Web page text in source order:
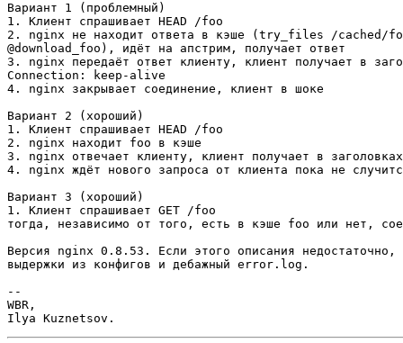
Вариант 1 (проблемный)
1. Клиент спрашивает HEAD /foo
2. nginx не находит ответа в кэше (try_files /cached/
@download_foo), идёт на апстрим, получает ответ
3. nginx передаёт ответ клиенту, клиент получает в
Connection: keep-alive
4. nginx закрывает соединение, клиент в шоке
Вариант 2 (хороший)
1. Клиент спрашивает HEAD /foo
2. nginx находит foo в кэше
3. nginx отвечает клиенту, клиент получает в
4. nginx ждёт нового запроса от клиента пока не
Вариант 3 (хороший)
1. Клиент спрашивает GET /foo
тогда, независимо от того, есть в кэше foo или нет,
Версия nginx 0.8.53. Если этого описания недостаточно,
выдержки из конфигов и дебажный error.log.
--
WBR,